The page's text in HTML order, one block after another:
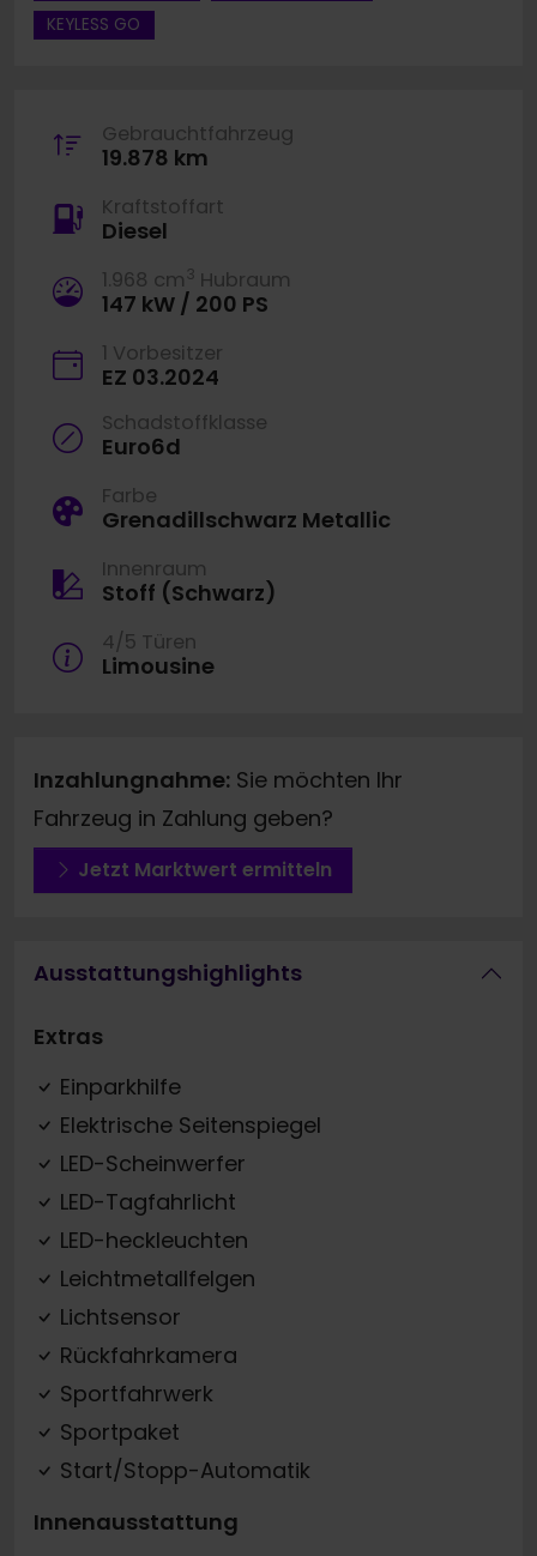
KEYLESS GO
Gebrauchtfahrzeug
19.878 km
Kraftstoffart
Diesel
1.968 cm 3 Hubraum
147 kW / 200 PS
1 Vorbesitzer
EZ 03.2024
Schadstoffklasse
Euro6d
Farbe
Grenadillschwarz Metallic
Innenraum
Stoff (Schwarz)
4/5 Türen
Limousine
Inzahlungnahme: Sie möchten Ihr
Fahrzeug in Zahlung geben?
Jetzt Marktwert ermitteln
Ausstattungshighlights
Extras
Einparkhilfe
Elektrische Seitenspiegel
LED-Scheinwerfer
LED-Tagfahrlicht
LED-heckleuchten
Leichtmetallfelgen
Lichtsensor
Rückfahrkamera
Sportfahrwerk
Sportpaket
Start/Stopp-Automatik
Innenausstattung